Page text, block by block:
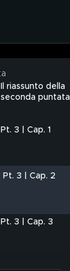
Il riassunto della
seconda puntata
Pt. 3 | Cap. 1
Pt. 3 | Cap. 2
Pt. 3 | Cap. 3